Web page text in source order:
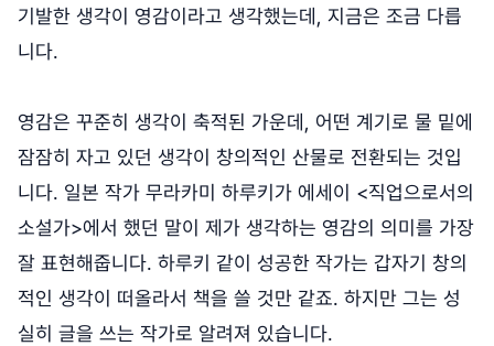
기발한 생각이 영감이라고 생각했는데, 지금은 조금 다릅
니다.
영감은 꾸준히 생각이 축적된 가운데, 어떤 계기로 물 밑에
잠잠히 자고 있던 생각이 창의적인 산물로 전환되는 것입
니다. 일본 작가 무라카미 하루키가 에세이 <직업으로서의
소설가>에서 했던 말이 제가 생각하는 영감의 의미를 가장
잘 표현해줍니다. 하루키 같이 성공한 작가는 갑자기 창의
적인 생각이 떠올라서 책을 쓸 것만 같죠. 하지만 그는 성
실히 글을 쓰는 작가로 알려져 있습니다.